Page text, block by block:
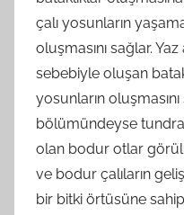
çalı yosunların
oluşmasını sağlar.
sebebiyle oluşan
yosunların
bölümündeyse
olan bodur otlar
ve bodur çalıların
bir bitki örtüsüne